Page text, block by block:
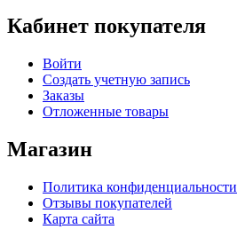
Кабинет покупателя
Войти
Создать учетную запись
Заказы
Отложенные товары
Магазин
Политика конфиденциальности
Отзывы покупателей
Карта сайта